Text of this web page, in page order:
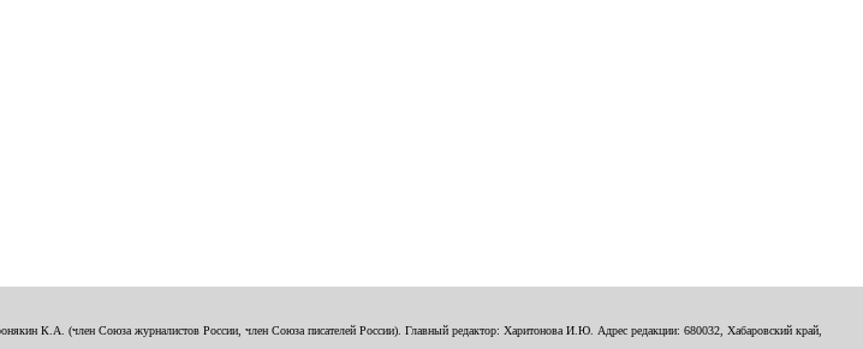
К.А. (член Союза журналистов России, член Союза писателей России). Главный редактор: Харитонова И.Ю. Адрес редакции: 680032, Хабаровский край,